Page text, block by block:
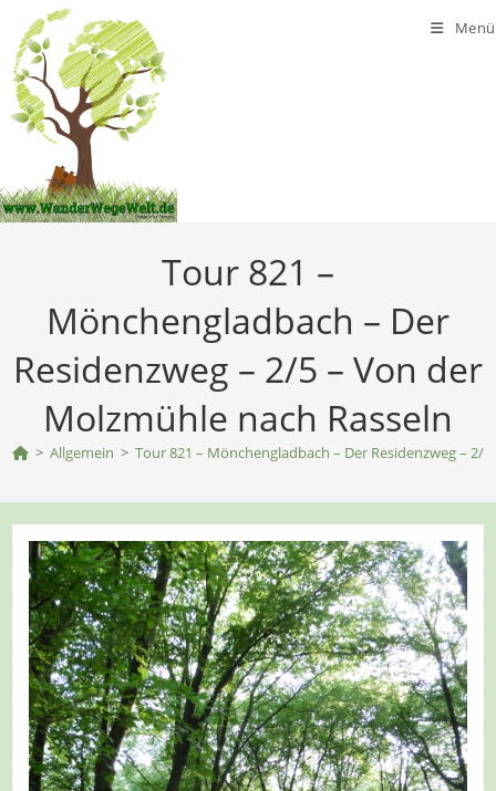
Inhalt
springen
Menü
Tour 821 –
Mönchengladbach – Der
Residenzweg – 2/5 – Von der
Molzmühle nach Rasseln
> Allgemein > Tour 821 – Mönchengladbach – Der Residenzweg – 2/